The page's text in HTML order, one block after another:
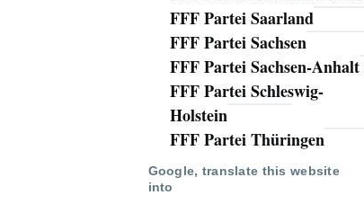
FFF Partei Saarland
FFF Partei Sachsen
FFF Partei Sachsen-Anhalt
FFF Partei Schleswig-
Holstein
FFF Partei Thüringen
Google, translate this website
into